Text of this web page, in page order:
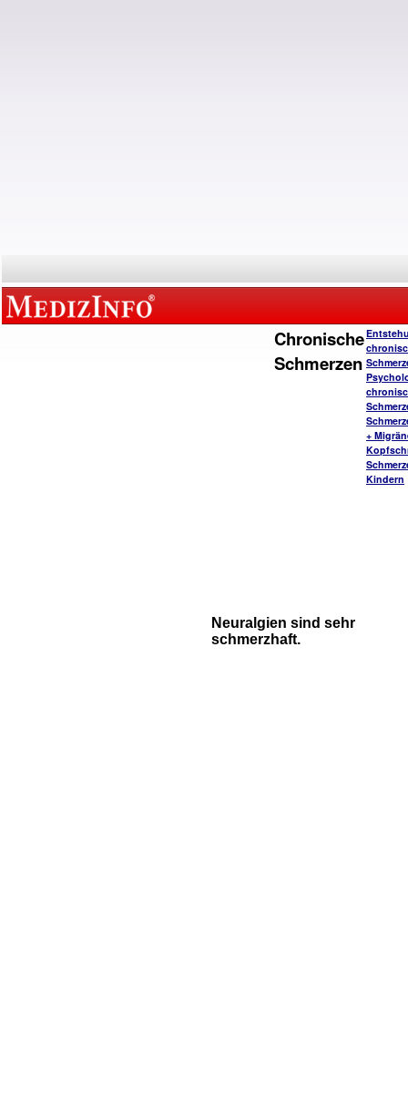
Chronische
Schmerzen
+
Kindern
Neuralgien sind sehr
schmerzhaft.